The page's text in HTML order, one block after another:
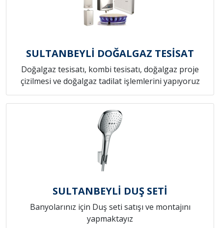
SULTANBEYLİ DOĞALGAZ TESİSAT
Doğalgaz tesisatı, kombi tesisatı, doğalgaz proje
çizilmesi ve doğalgaz tadilat işlemlerini yapıyoruz
SULTANBEYLİ DUŞ SETİ
Banyolarınız için Duş seti satışı ve montajını
yapmaktayız